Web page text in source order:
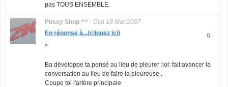
pas TOUS ENSEMBLE.
Pussy Shop ^^- Dim 18 Mar 2007
0
En réponse à...(cliquez ici)
^
Ba développe ta pensé au lieu de pleurer :lol: fait avancer la
conversation au lieu de faire la pleureuse..
Coupe toi l'artère principale